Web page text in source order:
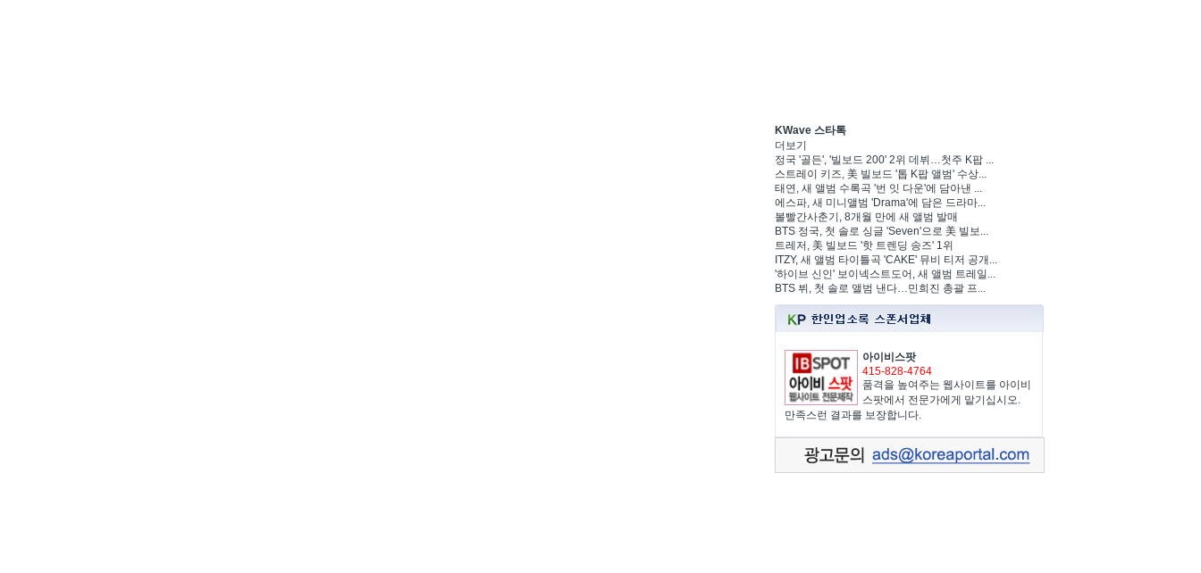
KWave 스타톡
더보기
정국 '골든', '빌보드 200' 2위 데뷔…첫주 K팝 ...
스트레이 키즈, 美 빌보드 '톱 K팝 앨범' 수상...
태연, 새 앨범 수록곡 '번 잇 다운'에 담아낸 ...
에스파, 새 미니앨범 'Drama'에 담은 드라마...
볼빨간사춘기, 8개월 만에 새 앨범 발매
BTS 정국, 첫 솔로 싱글 'Seven'으로 美 빌보...
트레저, 美 빌보드 '핫 트렌딩 송즈' 1위
ITZY, 새 앨범 타이틀곡 'CAKE' 뮤비 티저 공개...
'하이브 신인' 보이넥스트도어, 새 앨범 트레일...
BTS 뷔, 첫 솔로 앨범 낸다…민희진 총괄 프...
아이비스팟
415-828-4764
품격을 높여주는 웹사이트를 아이비
스팟에서 전문가에게 맡기십시오.
만족스런 결과를 보장합니다.